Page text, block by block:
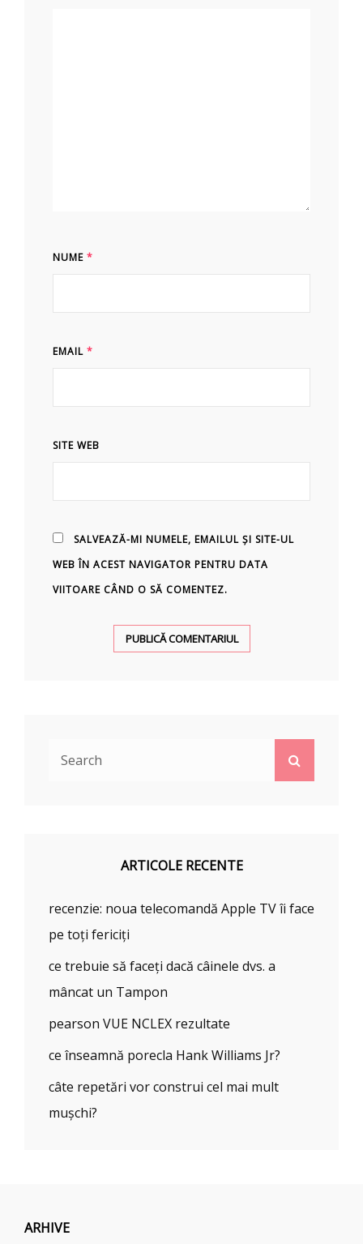
NUME *
EMAIL *
SITE WEB
SALVEAZĂ-MI NUMELE, EMAILUL ȘI SITE-UL
WEB ÎN ACEST NAVIGATOR PENTRU DATA
VIITOARE CÂND O SĂ COMENTEZ.
ARTICOLE RECENTE
recenzie: noua telecomandă Apple TV îi face
pe toți fericiți
ce trebuie să faceți dacă câinele dvs. a
mâncat un Tampon
pearson VUE NCLEX rezultate
ce înseamnă porecla Hank Williams Jr?
câte repetări vor construi cel mai mult
mușchi?
ARHIVE